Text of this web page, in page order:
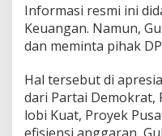
Informasi resmi ini
Keuangan. Namun,
dan meminta pihak
Hal tersebut di
dari Partai Demokrat,
lobi Kuat, Proyek
efisiensi anggaran,